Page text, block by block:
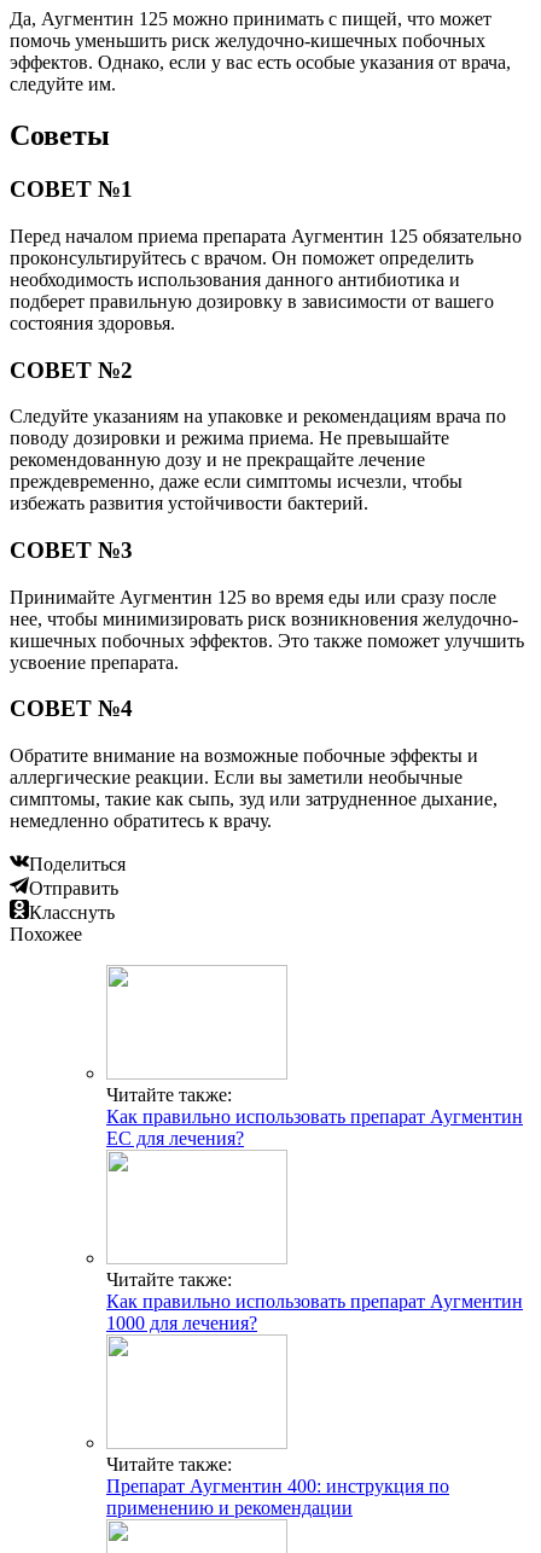
Да, Аугментин 125 можно принимать с пищей, что может
помочь уменьшить риск желудочно-кишечных побочных
эффектов. Однако, если у вас есть особые указания от врача,
следуйте им.
Советы
СОВЕТ №1
Перед началом приема препарата Аугментин 125 обязательно
проконсультируйтесь с врачом. Он поможет определить
необходимость использования данного антибиотика и
подберет правильную дозировку в зависимости от вашего
состояния здоровья.
СОВЕТ №2
Следуйте указаниям на упаковке и рекомендациям врача по
поводу дозировки и режима приема. Не превышайте
рекомендованную дозу и не прекращайте лечение
преждевременно, даже если симптомы исчезли, чтобы
избежать развития устойчивости бактерий.
СОВЕТ №3
Принимайте Аугментин 125 во время еды или сразу после
нее, чтобы минимизировать риск возникновения желудочно-
кишечных побочных эффектов. Это также поможет улучшить
усвоение препарата.
СОВЕТ №4
Обратите внимание на возможные побочные эффекты и
аллергические реакции. Если вы заметили необычные
симптомы, такие как сыпь, зуд или затрудненное дыхание,
немедленно обратитесь к врачу.
Поделиться
Отправить
Класснуть
Похожее
Читайте также:
Как правильно использовать препарат Аугментин
ЕС для лечения?
Читайте также:
Как правильно использовать препарат Аугментин
1000 для лечения?
Читайте также:
Препарат Аугментин 400: инструкция по
применению и рекомендации